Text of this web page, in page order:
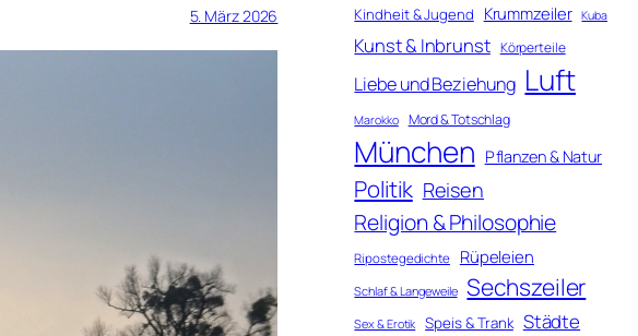
5. März 2026 Kindheit & Jugend Krummzeiler Kuba
Kunst & Inbrunst Körperteile
Liebe und Beziehung Luft
Marokko Mord & Totschlag
München Pflanzen & Natur
Politik Reisen
Religion & Philosophie
Ripostegedichte Rüpeleien
Schlaf & Langeweile Sechszeiler
Sex & Erotik Speis & Trank Städte